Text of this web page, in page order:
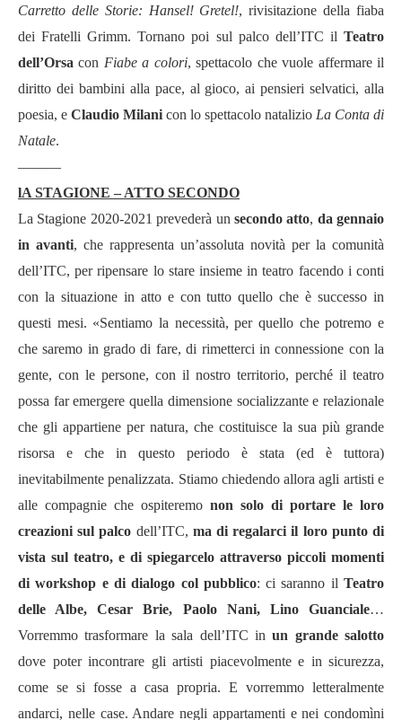
Carretto delle Storie: Hansel! Gretel!, rivisitazione della fiaba
dei Fratelli Grimm. Tornano poi sul palco dell’ITC il Teatro
dell’Orsa con Fiabe a colori, spettacolo che vuole affermare il
diritto dei bambini alla pace, al gioco, ai pensieri selvatici, alla
poesia, e Claudio Milani con lo spettacolo natalizio La Conta di
Natale.
———
lA STAGIONE – ATTO SECONDO
La Stagione 2020-2021 prevederà un secondo atto, da gennaio
in avanti, che rappresenta un’assoluta novità per la comunità
dell’ITC, per ripensare lo stare insieme in teatro facendo i conti
con la situazione in atto e con tutto quello che è successo in
questi mesi. «Sentiamo la necessità, per quello che potremo e
che saremo in grado di fare, di rimetterci in connessione con la
gente, con le persone, con il nostro territorio, perché il teatro
possa far emergere quella dimensione socializzante e relazionale
che gli appartiene per natura, che costituisce la sua più grande
risorsa e che in questo periodo è stata (ed è tuttora)
inevitabilmente penalizzata. Stiamo chiedendo allora agli artisti e
alle compagnie che ospiteremo non solo di portare le loro
creazioni sul palco dell’ITC, ma di regalarci il loro punto di
vista sul teatro, e di spiegarcelo attraverso piccoli momenti
di workshop e di dialogo col pubblico: ci saranno ilTeatro
delle Albe, Cesar Brie, Paolo Nani, Lino Guanciale…
Vorremmo trasformare la sala dell’ITC inun grande salotto
dove poter incontrare gli artisti piacevolmente e in sicurezza,
come se si fosse a casa propria. E vorremmo letteralmente
andarci, nelle case. Andare negli appartamenti e nei condomìni